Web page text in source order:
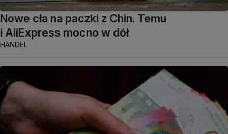
Nowe cła na paczki z Chin. Temu
i AliExpress mocno w dół
HANDEL